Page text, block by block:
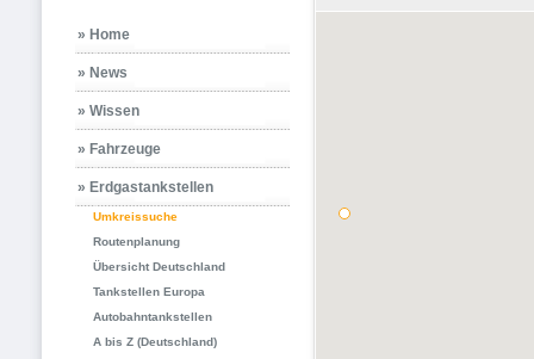
» Home
» News
» Wissen
» Fahrzeuge
» Erdgastankstellen
Umkreissuche
Routenplanung
Übersicht Deutschland
Tankstellen Europa
Autobahntankstellen
A bis Z (Deutschland)